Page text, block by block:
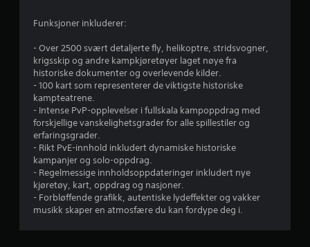
.
s
r
n
Funksjoner inkluderer:
- Over 2500 svært detaljerte fly, helikoptre, stridsvogner,
krigsskip og andre kampkjøretøyer laget nøye fra
historiske dokumenter og overlevende kilder.
- 100 kart som representerer de viktigste historiske
kampteatrene.
- Intense PvP-opplevelser i fullskala kampoppdrag med
forskjellige vanskelighetsgrader for alle spillestiler og
erfaringsgrader.
- Rikt PvE-innhold inkludert dynamiske historiske
kampanjer og solo-oppdrag.
- Regelmessige innholdsoppdateringer inkludert nye
kjøretøy, kart, oppdrag og nasjoner.
- Forbløffende grafikk, autentiske lydeffekter og vakker
musikk skaper en atmosfære du kan fordype deg i.